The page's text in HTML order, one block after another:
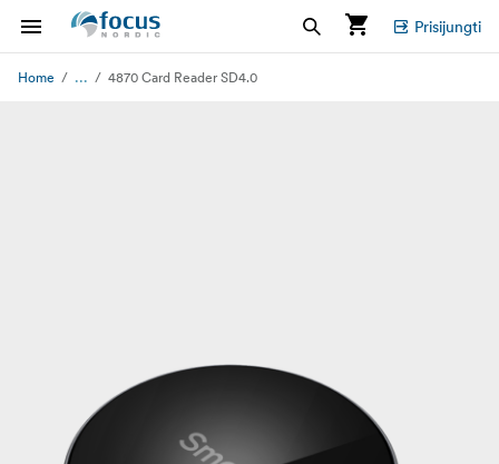
Prisijungti
Home ... 4870 Card Reader SD4.0